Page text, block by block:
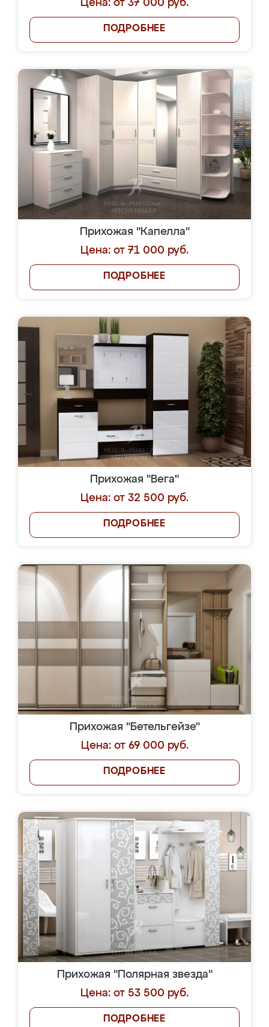
Цена: от 37 000 руб.
ПОДРОБНЕЕ
Прихожая "Капелла"
Цена: от 71 000 руб.
ПОДРОБНЕЕ
Прихожая "Вега"
Цена: от 32 500 руб.
ПОДРОБНЕЕ
Прихожая "Бетельгейзе"
Цена: от 69 000 руб.
ПОДРОБНЕЕ
Прихожая "Полярная звезда"
Цена: от 53 500 руб.
ПОДРОБНЕЕ